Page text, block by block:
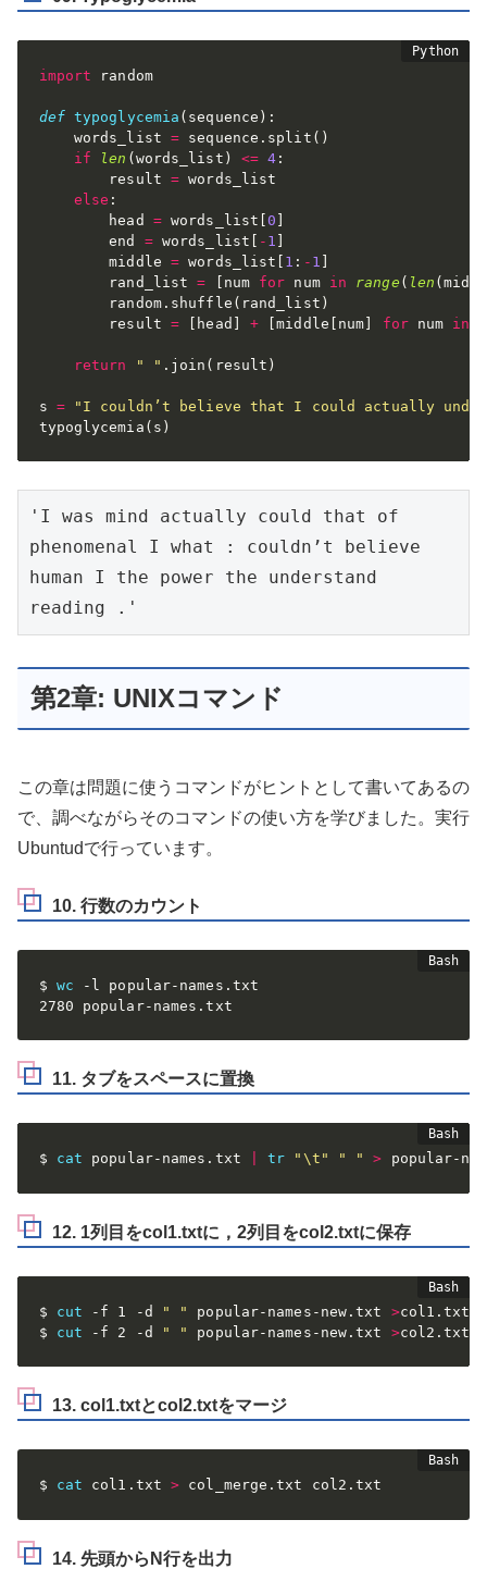
import random
def typoglycemia ( sequence ) :
    words_list
= sequence . split ( )
if
len (words_list ) <= 4 :
        result
= words_list
else :
        head
= words_list [0 ]
        end
= words_list [ - 1 ]
        middle
= words_list [ 1 : - 1 ]
        rand_list
= [ num for num in range ( len (
        random
. shuffle ( rand_list )
        result
= [ head ] + [middle [ num] for num in
return " " . join ( result )
s =
"I couldn’t believe that I could actually
typoglycemia ( s )
'I was mind actually could that of
phenomenal I what : couldn’t believe
human I the power the understand
reading .'
第2章: UNIXコマンド
この章は問題に使うコマンドがヒントとして書いてあるの
で、調べながらそのコマンドの使い方を学びました。実行
Ubuntudで行っています。
10. 行数のカウント
$ wc -l popular-names.txt
2780 popular-names.txt
11. タブをスペースに置換
$ cat popular-names.txt tr "\t" " " > popular-
12. 1列目をcol1.txtに，2列目をcol2.txtに保存
$ cut -f 1 -d " " popular-names-new.txt >col1.txt
$ cut -f 2 -d " " popular-names-new.txt >col2.txt
13. col1.txtとcol2.txtをマージ
$ cat col1.txt > col_merge.txt col2.txt
14. 先頭からN行を出力